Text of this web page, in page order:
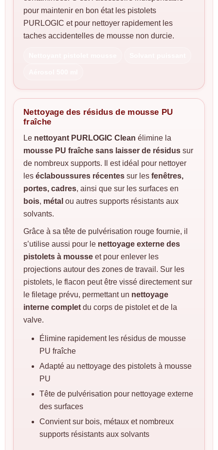
pour maintenir en bon état les pistolets
PURLOGIC et pour nettoyer rapidement les
taches accidentelles de mousse non durcie.
Nettoyage des résidus de mousse PU
fraîche
Le nettoyant PURLOGIC Clean élimine la
mousse PU fraîche sans laisser de résidus sur
de nombreux supports. Il est idéal pour nettoyer
les éclaboussures récentes sur les fenêtres,
portes, cadres, ainsi que sur les surfaces en
bois, métal ou autres supports résistants aux
solvants.
Grâce à sa tête de pulvérisation rouge fournie, il
s’utilise aussi pour le nettoyage externe des
pistolets à mousse et pour enlever les
projections autour des zones de travail. Sur les
pistolets, le flacon peut être vissé directement sur
le filetage prévu, permettant un nettoyage
interne complet du corps de pistolet et de la
valve.
Élimine rapidement les résidus de mousse
PU fraîche
Adapté au nettoyage des pistolets à mousse
PU
Tête de pulvérisation pour nettoyage externe
des surfaces
Convient sur bois, métaux et nombreux
supports résistants aux solvants